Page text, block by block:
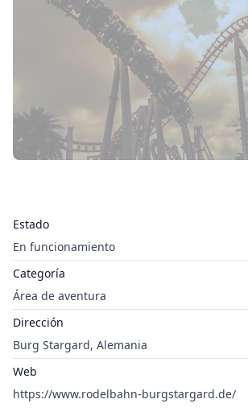
Estado
En funcionamiento
Categoría
Área de aventura
Dirección
Burg Stargard, Alemania
Web
https://www.rodelbahn-burgstargard.de/